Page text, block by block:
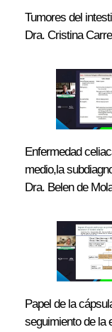
Tumores del
Dra. Cristina
Enfermedad
medio,la
Dra. Belen de
Papel de la
seguimiento de la